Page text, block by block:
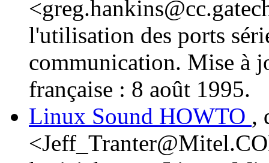
l'utilisation des ports
communication. Mise à
française : 8 août 1995.
Linux Sound HOWTO ,